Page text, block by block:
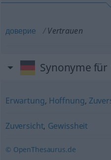
доверие Vertrauen
Synonyme
Erwartung, Hoffnung,
Zuversicht, Gewissheit
© OpenThesaurus.de